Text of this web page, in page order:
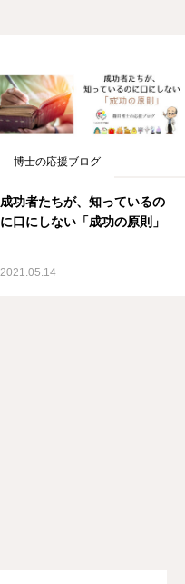
博士の応援ブログ
成功者たちが、知っているの
に口にしない「成功の原則」
2021.05.14